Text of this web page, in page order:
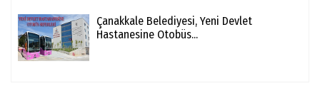
Çanakkale Belediyesi, Yeni Devlet
Hastanesine Otobüs...